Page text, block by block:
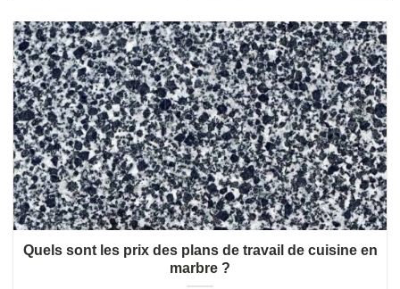
Quels sont les prix des plans de travail de cuisine en
marbre ?